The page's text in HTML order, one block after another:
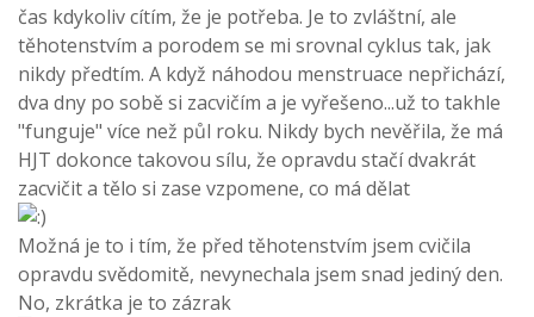
čas kdykoliv cítím, že je potřeba. Je to zvláštní, ale
těhotenstvím a porodem se mi srovnal cyklus tak, jak
nikdy předtím. A když náhodou menstruace nepřichází,
dva dny po sobě si zacvičím a je vyřešeno...už to takhle
"funguje" více než půl roku. Nikdy bych nevěřila, že má
HJT dokonce takovou sílu, že opravdu stačí dvakrát
zacvičit a tělo si zase vzpomene, co má dělat
Možná je to i tím, že před těhotenstvím jsem cvičila
opravdu svědomitě, nevynechala jsem snad jediný den.
No, zkrátka je to zázrak